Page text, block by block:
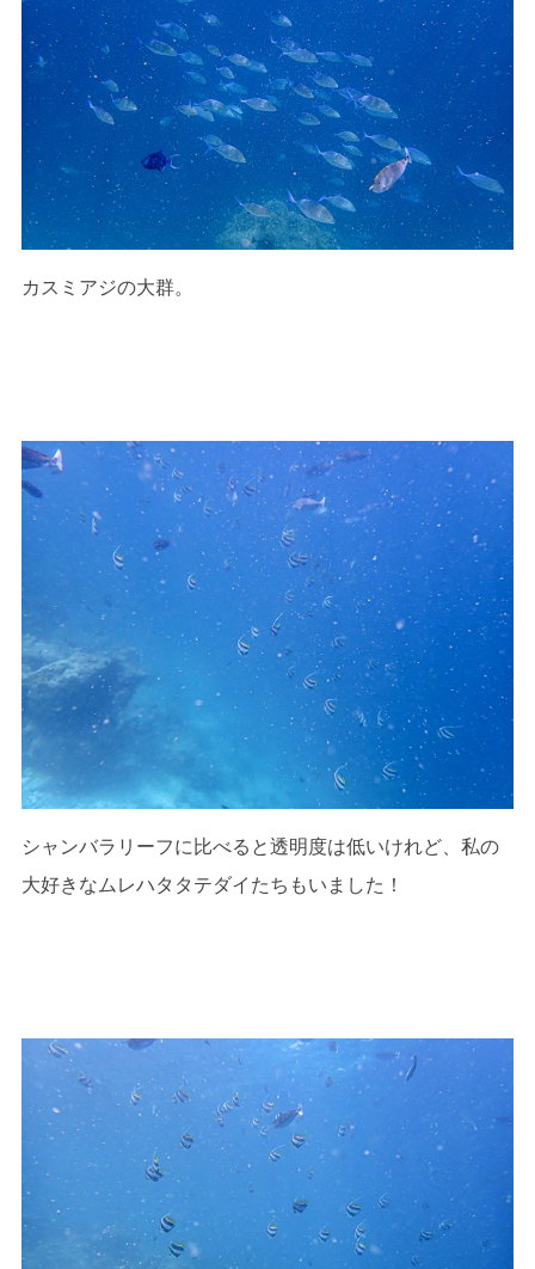
カスミアジの大群。
シャンバラリーフに比べると透明度は低いけれど、私の
大好きなムレハタタテダイたちもいました！